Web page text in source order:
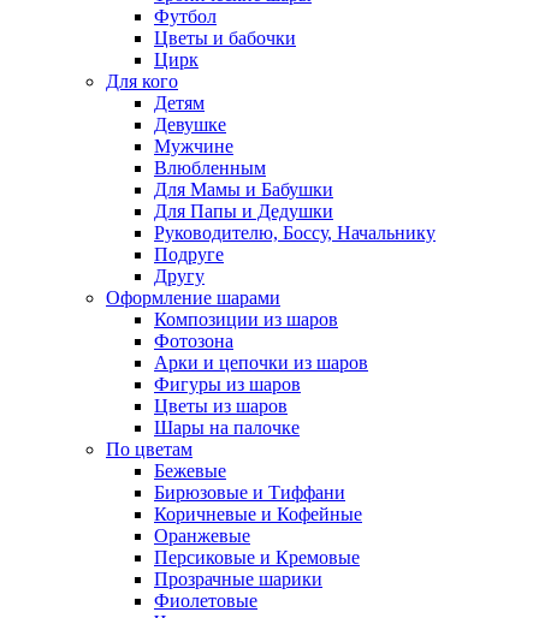
Футбол
Цветы и бабочки
Цирк
Для кого
Детям
Девушке
Мужчине
Влюбленным
Для Мамы и Бабушки
Для Папы и Дедушки
Руководителю, Боссу, Начальнику
Подруге
Другу
Оформление шарами
Композиции из шаров
Фотозона
Арки и цепочки из шаров
Фигуры из шаров
Цветы из шаров
Шары на палочке
По цветам
Бежевые
Бирюзовые и Тиффани
Коричневые и Кофейные
Оранжевые
Персиковые и Кремовые
Прозрачные шарики
Фиолетовые